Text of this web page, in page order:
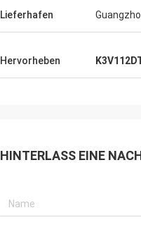
Lieferhafen
Hervorheben
HINTERLASS EINE